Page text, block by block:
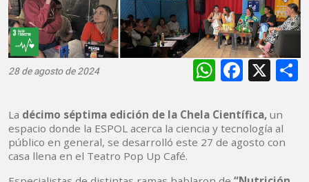
28 de agosto de 2024 X
La décimo séptima edición de la Chela Científica, un
espacio donde la ESPOL acerca la ciencia y tecnología al
público en general, se desarrolló este 27 de agosto con
casa llena en el Teatro Pop Up Café.